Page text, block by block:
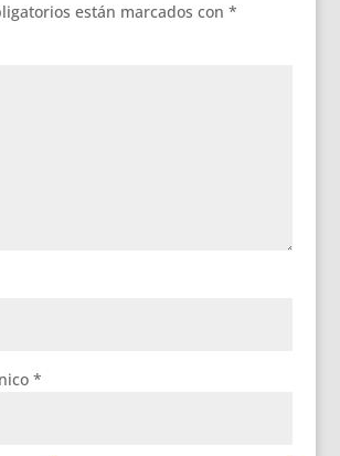
están marcados con *
*